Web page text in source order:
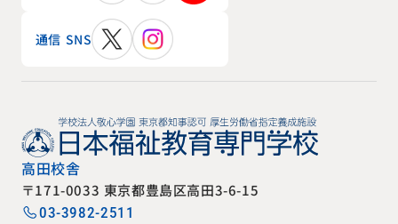
通信 SNS
高田校舎
〒171-0033 東京都豊島区高田3-6-15
03-3982-2511